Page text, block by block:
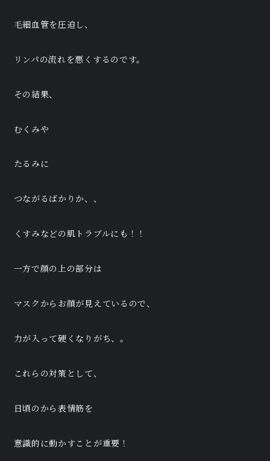
毛細血管を圧迫し、
リンパの流れを悪くするのです。
その結果、
むくみや
たるみに
つながるばかりか、、
くすみなどの肌トラブルにも！！
一方で顔の上の部分は
マスクからお顔が見えているので、
力が入って硬くなりがち、。
これらの対策として、
日頃のから表情筋を
意識的に動かすことが重要！